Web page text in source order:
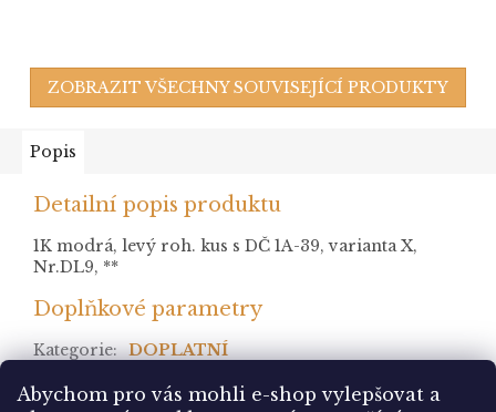
Abychom pro vás mohli e-shop vylepšovat a
ZOBRAZIT VŠECHNY SOUVISEJÍCÍ PRODUKTY
Popis
Detailní popis produktu
1K modrá, levý roh. kus s DČ 1A-39, varianta X,
Nr.DL9, **
Doplňkové parametry
Kategorie: DOPLATNÍ